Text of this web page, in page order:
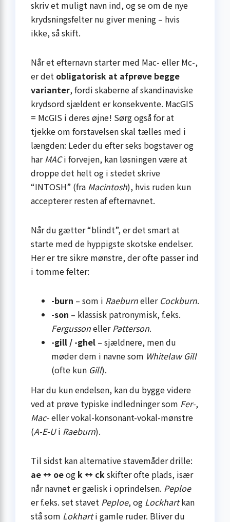
skriv et muligt navn ind, og se om de nye
krydsningsfelter nu giver mening – hvis
ikke, så skift.
Når et efternavn starter med Mac- eller Mc-,
er det obligatorisk at afprøve begge
varianter, fordi skaberne af skandinaviske
krydsord sjældent er konsekvente. MacGIS
= McGIS i deres øjne! Sørg også for at
tjekke om forstavelsen skal tælles med i
længden: Leder du efter seks bogstaver og
har MACi forvejen, kan løsningen være at
droppe det helt og i stedet skrive
“INTOSH” (fra Macintosh), hvis ruden kun
accepterer resten af efternavnet.
Når du gætter “blindt”, er det smart at
starte med de hyppigste skotske endelser.
Her er tre sikre mønstre, der ofte passer ind
i tomme felter:
-burn – som i Raeburneller Cockburn.
-son – klassisk patronymisk, f.eks.
Fergussoneller Patterson.
-gill / -ghel – sjældnere, men du
møder dem i navne som Whitelaw Gill
(ofte kun Gill).
Har du kun endelsen, kan du bygge videre
ved at prøve typiske indledninger som Fer-,
Mac-eller vokal-konsonant-vokal-mønstre
(A-E-Ui Raeburn).
Til sidst kan alternative stavemåder drille:
ae ↔ oeog k ↔ ckskifter ofte plads, især
når navnet er gælisk i oprindelsen. Peploe
er f.eks. set stavet Peploe, og Lockhartkan
stå som Lokharti gamle ruder. Bliver du